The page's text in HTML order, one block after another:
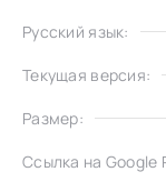
Русский язык:
Текущая версия:
Размер:
Ссылка на Google